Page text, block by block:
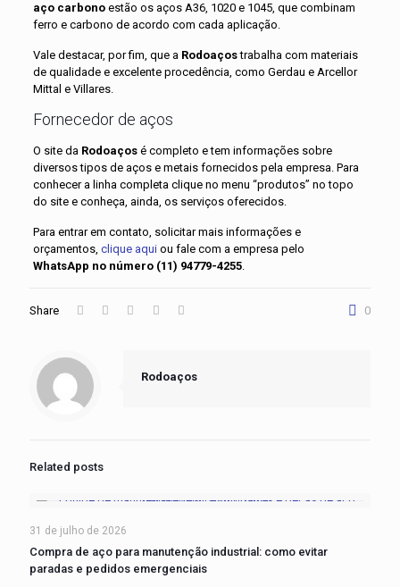
aço carbonoestão os aços A36, 1020 e 1045, que combinam
ferro e carbono de acordo com cada aplicação.
Vale destacar, por fim, que a Rodoaçostrabalha com materiais
de qualidade e excelente procedência, como Gerdau e Arcellor
Mittal e Villares.
Fornecedor de aços
O site da Rodoaços é completo e tem informações sobre
diversos tipos de aços e metais fornecidos pela empresa. Para
conhecer a linha completa clique no menu “produtos” no topo
do site e conheça, ainda, os serviços oferecidos.
Para entrar em contato, solicitar mais informações e
orçamentos, clique aquiou fale com a empresa pelo
WhatsApp no número (11) 94779-4255.
Share 0
Rodoaços
Related posts
31 de julho de 2026
Compra de aço para manutenção industrial: como evitar
paradas e pedidos emergenciais